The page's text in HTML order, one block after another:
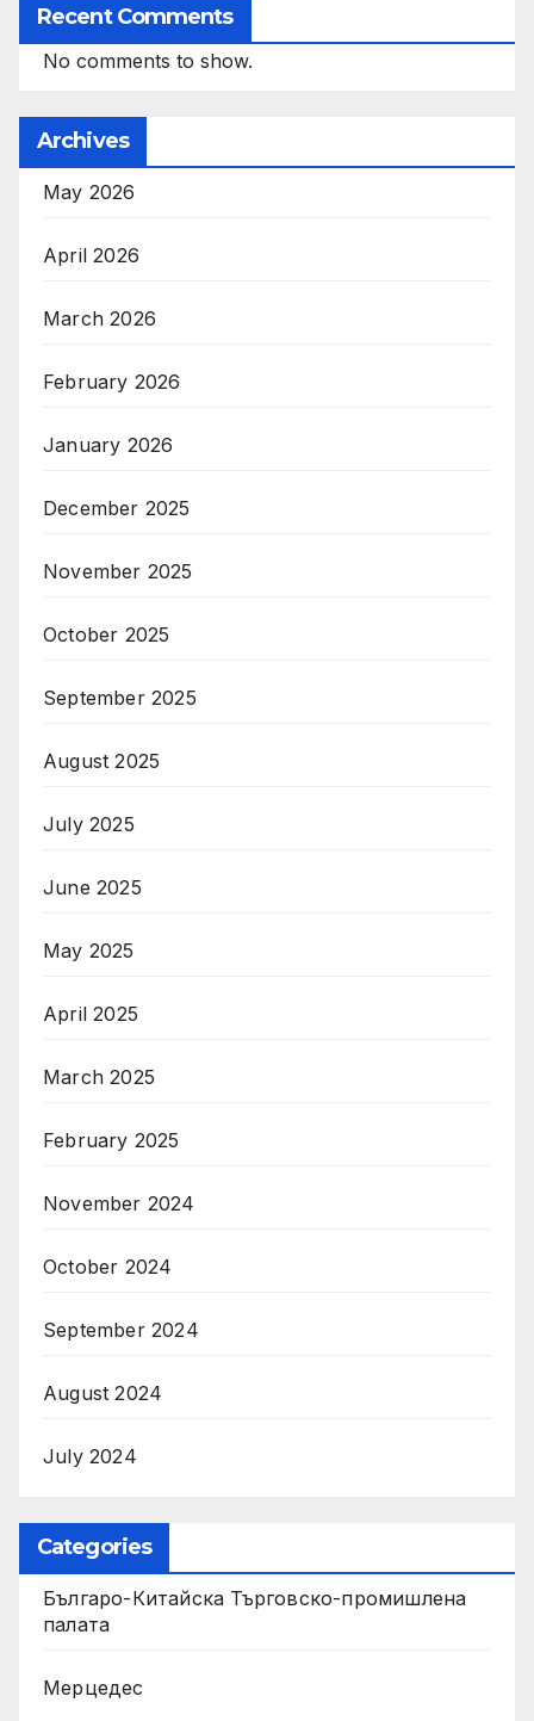
Recent Comments
No comments to show.
Archives
May 2026
April 2026
March 2026
February 2026
January 2026
December 2025
November 2025
October 2025
September 2025
August 2025
July 2025
June 2025
May 2025
April 2025
March 2025
February 2025
November 2024
October 2024
September 2024
August 2024
July 2024
Categories
Българо-Китайска Търговско-промишлена
палaта
Мерцедес